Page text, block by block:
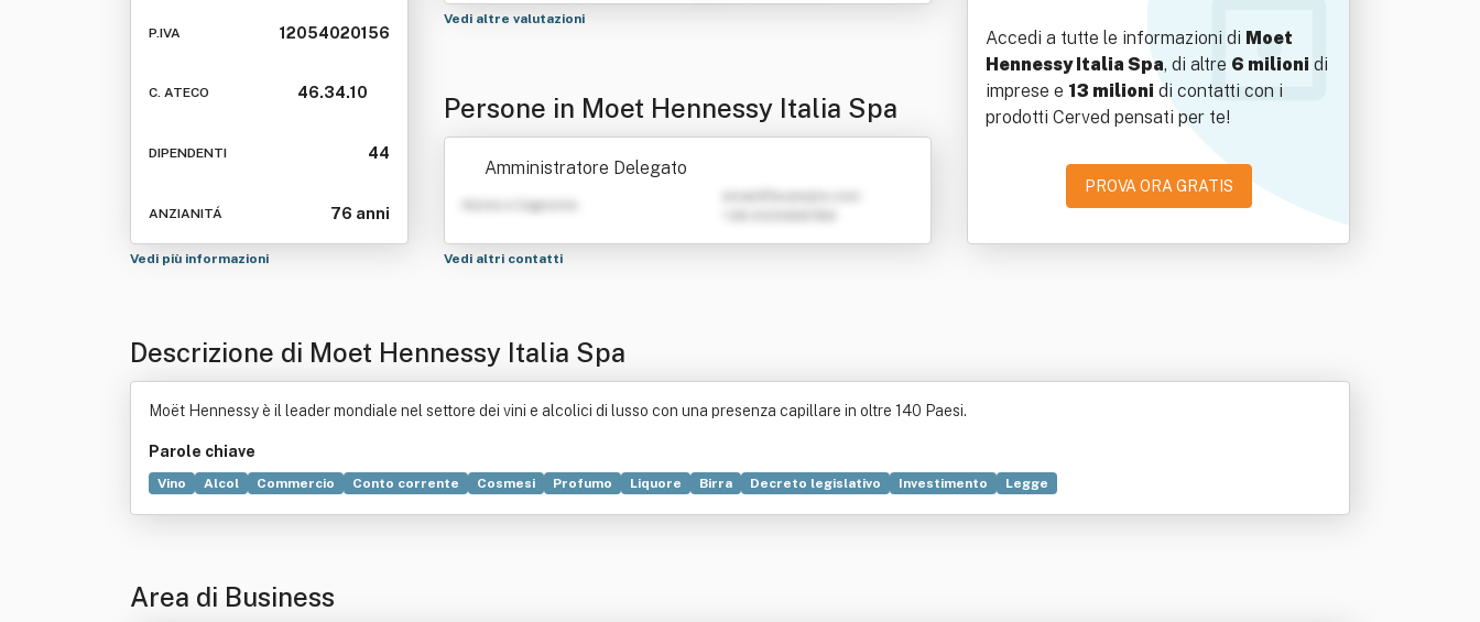
P.IVA 12054020156
C. ATECO 46.34.10
DIPENDENTI 44
ANZIANITÁ 76 anni
Vedi più informazioni
Vedi altre valutazioni
Persone in Moet Hennessy Italia Spa
Amministratore Delegato
Nome e Cognome
Vedi altri contatti
Accedi a tutte le informazioni di Moet
Hennessy Italia Spa, di altre 6 milioni di
imprese e 13 milioni di contatti con i
prodotti Cerved pensati per te!
PROVA ORA GRATIS
Descrizione di Moet Hennessy Italia Spa
Moët Hennessy è il leader mondiale nel settore dei vini e alcolici di lusso con una presenza capillare in oltre 140 Paesi.
Parole chiave
Vino Alcol Commercio Conto corrente Cosmesi Profumo Liquore Birra Decreto legislativo Investimento Legge
Area di Business